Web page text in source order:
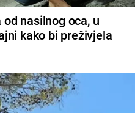
nasilnog oca, u
kako bi preživjela